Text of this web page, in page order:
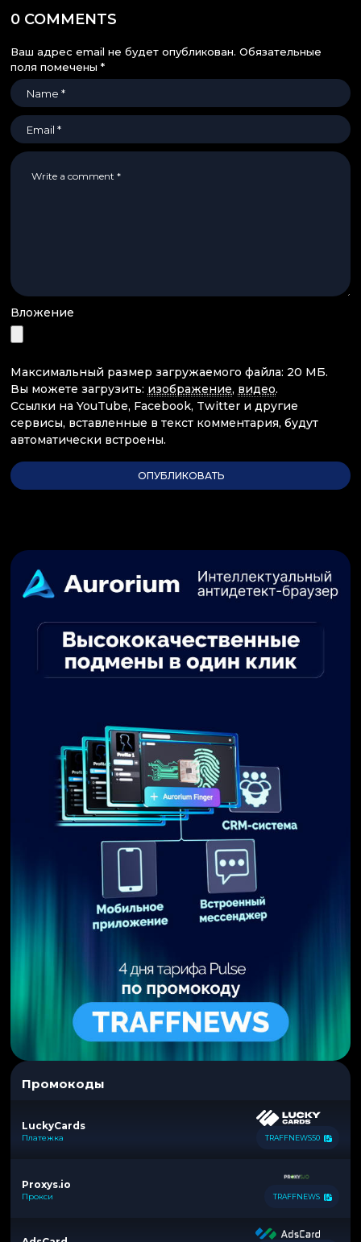
0 COMMENTS
Ваш адрес email не будет опубликован. Обязательные
поля помечены *
Вложение
Максимальный размер загружаемого файла: 20 МБ.
Вы можете загрузить: изображение, видео.
Ссылки на YouTube, Facebook, Twitter и другие
сервисы, вставленные в текст комментария, будут
автоматически встроены.
Промокоды
LuckyCards
Платежка TRAFFNEWS50
Proxys.io
Прокси TRAFFNEWS